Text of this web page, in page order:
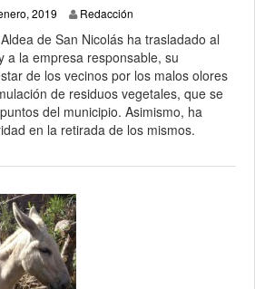
2019 17 enero, 2019
Redacción
de San Nicolás ha trasladado al
a la empresa responsable, su
de los vecinos por los malos olores
de residuos vegetales, que se
del municipio. Asimismo, ha
en la retirada de los mismos.